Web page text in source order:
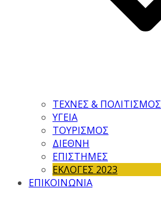
ΤΕΧΝΕΣ & ΠΟΛΙΤΙΣΜΟΣ
ΥΓΕΙΑ
ΤΟΥΡΙΣΜΟΣ
ΔΙΕΘΝΗ
ΕΠΙΣΤΗΜΕΣ
ΕΚΛΟΓΕΣ 2023
ΕΠΙΚΟΙΝΩΝΙΑ